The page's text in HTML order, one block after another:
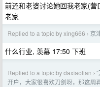
前还和老婆讨论她回我老家(
老家
Replied to a topic by xing666 › 京
什么行业, 羡慕 17:50 下班
Replied to a topic by daxiaolian ›
开户，大家很喜欢刀剑呀，那这周